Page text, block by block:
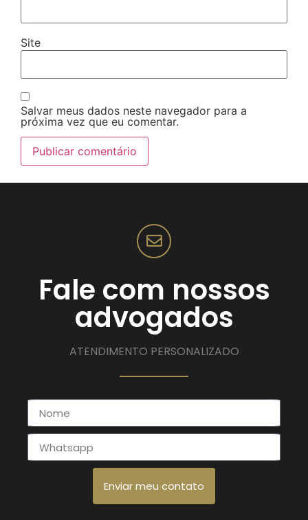
Site
Salvar meus dados neste navegador para a
próxima vez que eu comentar.
Fale com nossos
advogados
ATENDIMENTO PERSONALIZADO
Enviar meu contato